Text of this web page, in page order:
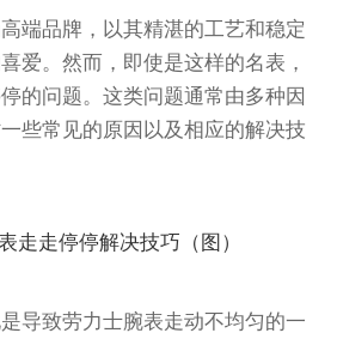
品牌，以其精湛的工艺和稳定
爱。然而，即使是这样的名表，
的问题。这类问题通常由多种因
些常见的原因以及相应的解决技
致劳力士腕表走动不均匀的一